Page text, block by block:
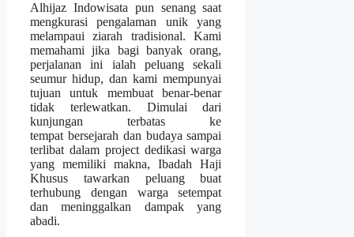
Alhijaz Indowisata pun senang saat
mengkurasi pengalaman unik yang
melampaui ziarah tradisional. Kami
memahami jika bagi banyak orang,
perjalanan ini ialah peluang sekali
seumur hidup, dan kami mempunyai
tujuan untuk membuat benar-benar
tidak terlewatkan. Dimulai dari
kunjungan terbatas ke
tempat bersejarah dan budaya sampai
terlibat dalam project dedikasi warga
yang memiliki makna, Ibadah Haji
Khusus tawarkan peluang buat
terhubung dengan warga setempat
dan meninggalkan dampak yang
abadi.